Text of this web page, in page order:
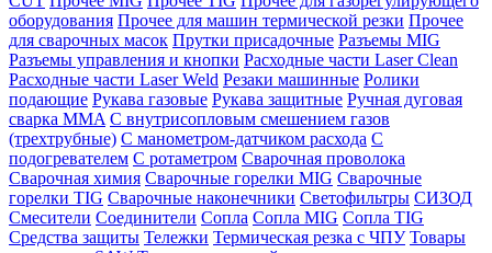
оборудования Прочее для машин термической резки Прочее
для сварочных масок Прутки присадочные Разъемы MIG
Разъемы управления и кнопки Расходные части Laser Clean
Расходные части Laser Weld Резаки машинные Ролики
подающие Рукава газовые Рукава защитные Ручная дуговая
сварка MMA С внутрисопловым смешением газов
(трехтрубные) С манометром-датчиком расхода С
подогревателем С ротаметром Сварочная проволока
Сварочная химия Сварочные горелки MIG Сварочные
горелки TIG Сварочные наконечники Светофильтры СИЗОД
Смесители Соединители Сопла Сопла MIG Сопла TIG
Средства защиты Тележки Термическая резка с ЧПУ Товары